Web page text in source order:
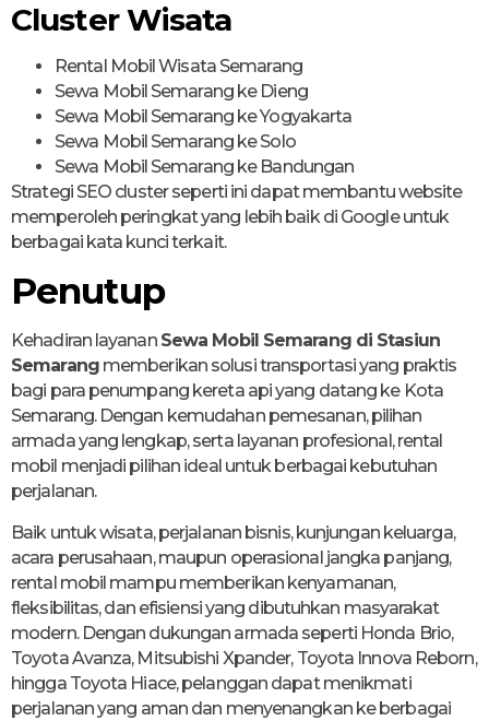
Cluster Wisata
Rental Mobil Wisata Semarang
Sewa Mobil Semarang ke Dieng
Sewa Mobil Semarang ke Yogyakarta
Sewa Mobil Semarang ke Solo
Sewa Mobil Semarang ke Bandungan
Strategi SEO cluster seperti ini dapat membantu website
memperoleh peringkat yang lebih baik di Google untuk
berbagai kata kunci terkait.
Penutup
Kehadiran layanan Sewa Mobil Semarang di Stasiun
Semarangmemberikan solusi transportasi yang praktis
bagi para penumpang kereta api yang datang ke Kota
Semarang. Dengan kemudahan pemesanan, pilihan
armada yang lengkap, serta layanan profesional, rental
mobil menjadi pilihan ideal untuk berbagai kebutuhan
perjalanan.
Baik untuk wisata, perjalanan bisnis, kunjungan keluarga,
acara perusahaan, maupun operasional jangka panjang,
rental mobil mampu memberikan kenyamanan,
fleksibilitas, dan efisiensi yang dibutuhkan masyarakat
modern. Dengan dukungan armada seperti Honda Brio,
Toyota Avanza, Mitsubishi Xpander, Toyota Innova Reborn,
hingga Toyota Hiace, pelanggan dapat menikmati
perjalanan yang aman dan menyenangkan ke berbagai